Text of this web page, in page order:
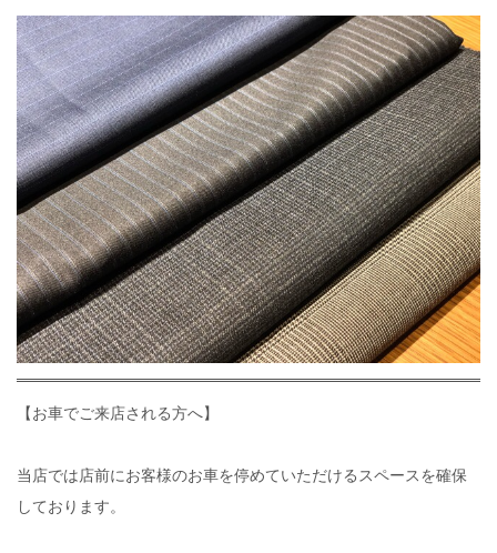
【お車でご来店される方へ】
当店では店前にお客様のお車を停めていただけるスペースを確保
しております。